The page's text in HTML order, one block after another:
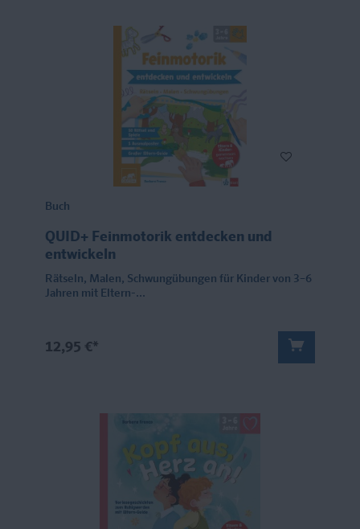
Buch
QUID+ Feinmotorik entdecken und
entwickeln
Rätseln, Malen, Schwungübungen für Kinder von 3–6
Jahren mit Eltern-...
12,95 €*